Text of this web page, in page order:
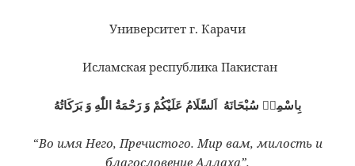
Университет г. Карачи
Исламская республика Пакистан
بِاسْمِهٖ سُبْحَانَهُ اَلسَّلَامُ عَلَيْكُمْ وَ رَحْمَةُ اللّٰهِ وَ بَرَكَاتُهُ
“Во имя Него, Пречистого. Мир вам, милость и
благословение Аллаха”.